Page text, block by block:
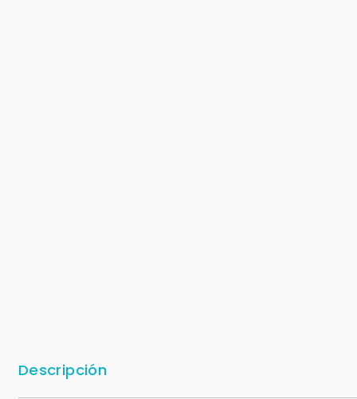
Descripción